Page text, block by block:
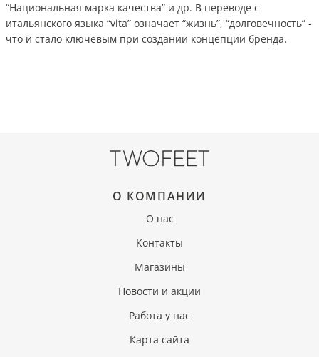
“Национальная марка качества” и др. В переводе с
итальянского языка “vita” означает “жизнь”, “долговечность” -
что и стало ключевым при создании концепции бренда.
О КОМПАНИИ
О нас
Контакты
Магазины
Новости и акции
Работа у нас
Карта сайта